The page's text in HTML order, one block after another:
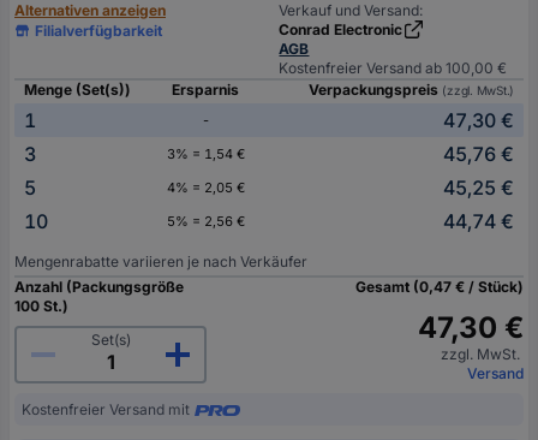
Alternativen anzeigen
Filialverfügbarkeit
Verkauf und Versand:
Conrad Electronic
AGB
Kostenfreier Versand ab 100,00 €
Menge (Set(s))
Ersparnis Verpackungspreis (zzgl. MwSt.)
1 -
47,30 €
3
3% = 1,54 €
45,76 €
5
4% = 2,05 €
45,25 €
10
5% = 2,56 € 44,74 €
Mengenrabatte variieren je nach Verkäufer
Anzahl (Packungsgröße
100 St.)
Set(s)
Gesamt (0,47 € / Stück)
47,30 €
zzgl. MwSt.
Versand
Kostenfreier Versand mit